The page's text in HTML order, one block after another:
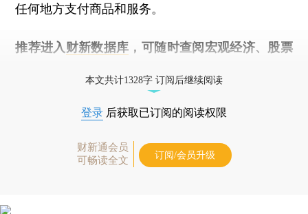
任何地方支付商品和服务。
推荐进入 财新数据库 ，可随时查阅宏观经济、股票
本文共计1328字 订阅后继续阅读
登录 后获取已订阅的阅读权限
财新通会员
可畅读全文
订阅/会员升级